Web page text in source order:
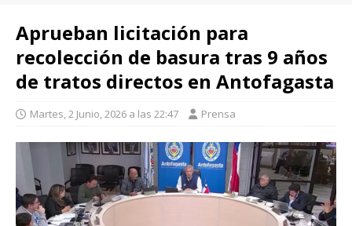
Aprueban licitación para
recolección de basura tras 9 años
de tratos directos en Antofagasta
Martes, 2 Junio, 2026 a las 22:47 Prensa